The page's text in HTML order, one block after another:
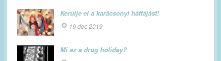
Kerülje el a karácsonyi hátfájást!
19 dec 2019
Mi az a drug holiday?